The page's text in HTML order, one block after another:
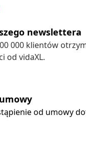
newslettera
000 klientów
od vidaXL.
od umowy